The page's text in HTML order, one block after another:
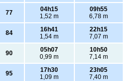
77
04h15
1,52 m
09h55
6,78 m
84
16h41
1,54 m
22h15
7,07 m
90
05h07
0,99 m
10h50
7,14 m
95
17h30
1,09 m
23h05
7,40 m